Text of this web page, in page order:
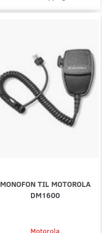
MONOFON TIL MOTOROLA
DM1600
Motorola